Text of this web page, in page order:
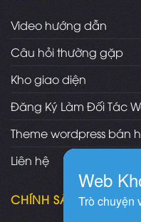
Video hướng dẫn
Câu hỏi thường gặp
Kho giao diện
Đăng Ký Làm Đối Tác
Theme wordpress bán
Liên hệ
CHÍNH SÁCH